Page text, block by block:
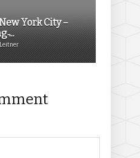
York City –
̵...